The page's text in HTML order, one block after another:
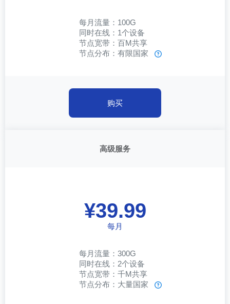
每月流量：100G
同时在线：1个设备
节点宽带：百M共享
节点分布：有限国家
购买
高级服务
¥39.99
每月
每月流量：300G
同时在线：2个设备
节点宽带：千M共享
节点分布：大量国家